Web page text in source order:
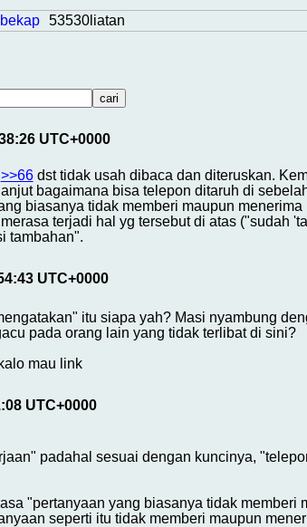
bekap 53530liatan
UTC+0000
>>66dst tidak usah dibaca dan diteruskan.
bagaimana bisa telepon ditaruh di
biasanya tidak memberi maupun
terjadi hal yg tersebut di atas ("sudah
tambahan".
UTC+0000
itu siapa yah? Masi nyambung
pada orang lain yang tidak terlibat di sini?
mau link
UTC+0000
padahal sesuai dengan kuncinya,
"pertanyaan yang biasanya tidak
seperti itu tidak memberi maupun